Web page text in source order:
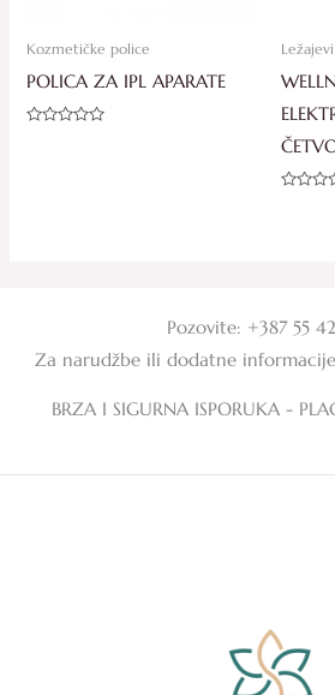
Kozmetičke police
POLICA ZA IPL APARATE
Pozovite: +387 55
Za narudžbe ili dodatne
BRZA I SIGURNA ISPORUKA -